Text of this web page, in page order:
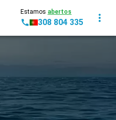
Estamos abertos
308 804 335